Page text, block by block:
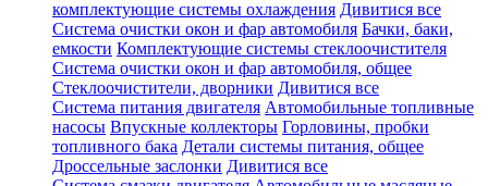
комплектующие системы охлаждения Дивитися все
Система очистки окон и фар автомобиля Бачки, баки,
емкости Комплектующие системы стеклоочистителя
Система очистки окон и фар автомобиля, общее
Стеклоочистители, дворники Дивитися все
Система питания двигателя Автомобильные топливные
насосы Впускные коллекторы Горловины, пробки
топливного бака Детали системы питания, общее
Дроссельные заслонки Дивитися все